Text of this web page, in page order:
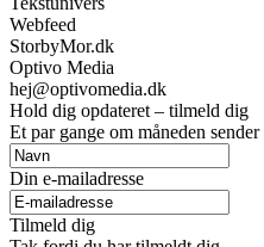
Webfeed
StorbyMor.dk
Optivo Media
hej@optivomedia.dk
Hold dig opdateret – tilmeld dig
Et par gange om måneden
Din e-mailadresse
Tilmeld dig